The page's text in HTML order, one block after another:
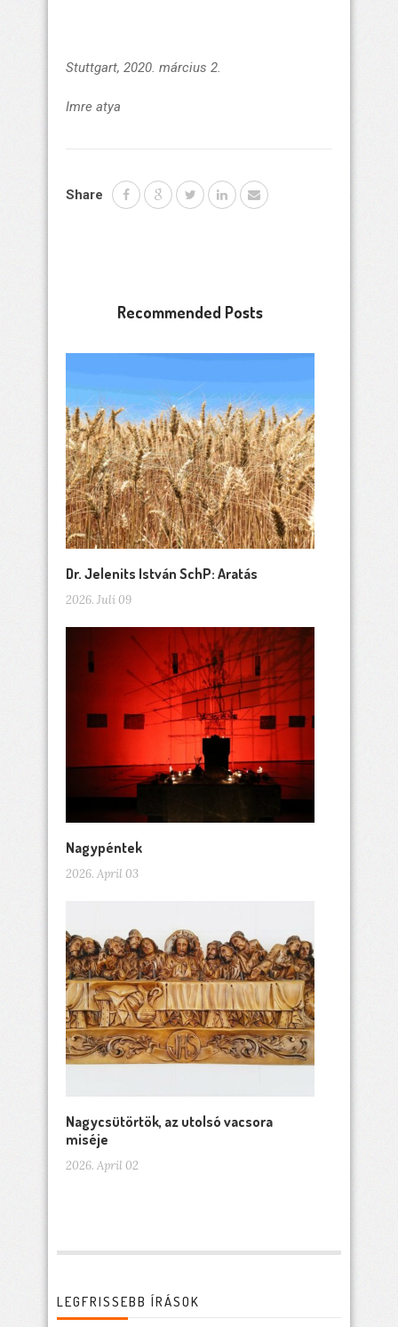
Stuttgart, 2020. március 2.
Imre atya
Share
Recommended Posts
Dr. Jelenits István SchP: Aratás
2026. Juli 09
Nagypéntek
2026. April 03
Nagycsütörtök, az utolsó vacsora
miséje
2026. April 02
LEGFRISSEBB ÍRÁSOK